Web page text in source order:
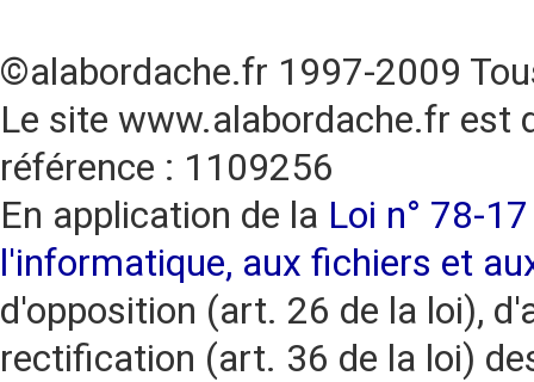
©alabordache.fr 1997-2009
Le site www.alabordache.fr est
référence : 1109256
En application de la Loi n° 78-
l'informatique, aux fichiers et
d'opposition (art. 26 de la loi),
rectification (art. 36 de la loi)